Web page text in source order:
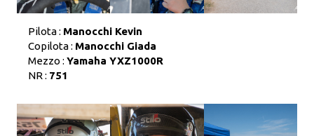
Pilota : Manocchi Kevin
Copilota : Manocchi Giada
Mezzo : Yamaha YXZ1000R
NR : 751